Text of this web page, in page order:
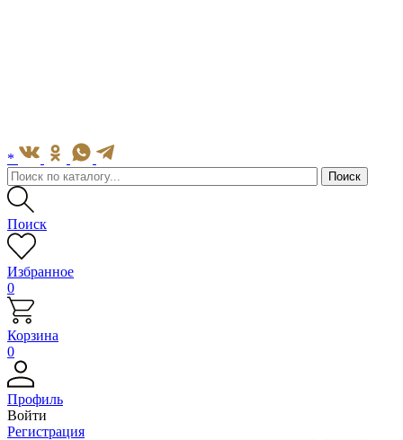
*
Поиск
Избранное
0
Корзина
0
Профиль
Войти
Регистрация